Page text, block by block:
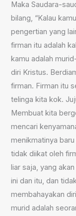
Maka Saudara-
bilang, “Kalau
pengertian yang
firman itu adalah
kamu adalah
diri Kristus.
firman. Firman itu
telinga kita kok.
Membuat kita
mencari
menikmatinya baru
tidak diikat oleh
liar saja, yang
ini dan itu, dan
membahayakan
murid adalah